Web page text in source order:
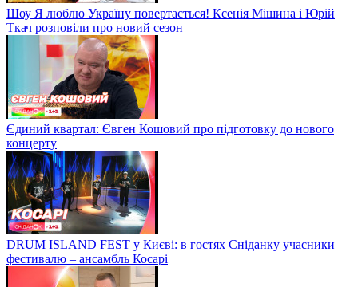
Шоу Я люблю Україну повертається! Ксенія Мішина і Юрій
Ткач розповіли про новий сезон
Єдиний квартал: Євген Кошовий про підготовку до нового
концерту
DRUM ISLAND FEST у Києві: в гостях Сніданку учасники
фестивалю – ансамбль Косарі